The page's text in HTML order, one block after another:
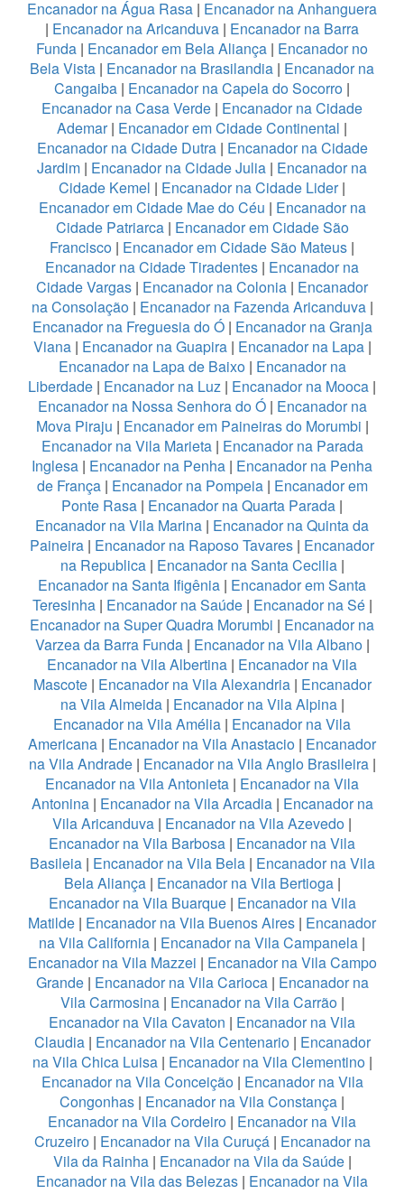
Encanador na Água Rasa | Encanador na Anhanguera
| Encanador na Aricanduva | Encanador na Barra
Funda | Encanador em Bela Aliança | Encanador no
Bela Vista | Encanador na Brasilandia | Encanador na
Cangaiba | Encanador na Capela do Socorro |
Encanador na Casa Verde | Encanador na Cidade
Ademar| Encanador em Cidade Continental |
Encanador na Cidade Dutra | Encanador na Cidade
Jardim | Encanador na Cidade Julia | Encanador na
Cidade Kemel | Encanador na Cidade Lider|
Encanador em Cidade Mae do Céu | Encanador na
Cidade Patriarca| Encanador em Cidade São
Francisco | Encanador em Cidade São Mateus |
Encanador na Cidade Tiradentes | Encanador na
Cidade Vargas | Encanador na Colonia | Encanador
na Consolação | Encanador na Fazenda Aricanduva|
Encanador na Freguesia do Ó| Encanador na Granja
Viana| Encanador na Guapira| Encanador na Lapa|
Encanador na Lapa de Baixo | Encanador na
Liberdade | Encanador na Luz | Encanador na Mooca |
Encanador na Nossa Senhora do Ó| Encanador na
Mova Piraju | Encanador em Paineiras do Morumbi |
Encanador na Vila Marieta| Encanador na Parada
Inglesa | Encanador na Penha | Encanador na Penha
de França | Encanador na Pompeia| Encanador em
Ponte Rasa | Encanador na Quarta Parada |
Encanador na Vila Marina | Encanador na Quinta da
Paineira | Encanador na Raposo Tavares | Encanador
na Republica| Encanador na Santa Cecilia|
Encanador na Santa Ifigênia | Encanador em Santa
Teresinha| Encanador na Saúde| Encanador na Sé|
Encanador na Super Quadra Morumbi | Encanador na
Varzea da Barra Funda| Encanador na Vila Albano|
Encanador na Vila Albertina | Encanador na Vila
Mascote| Encanador na Vila Alexandria| Encanador
na Vila Almeida | Encanador na Vila Alpina |
Encanador na Vila Amélia | Encanador na Vila
Americana | Encanador na Vila Anastacio | Encanador
na Vila Andrade| Encanador na Vila Anglo Brasileira|
Encanador na Vila Antonieta | Encanador na Vila
Antonina| Encanador na Vila Arcadia | Encanador na
Vila Aricanduva | Encanador na Vila Azevedo |
Encanador na Vila Barbosa | Encanador na Vila
Basileia| Encanador na Vila Bela| Encanador na Vila
Bela Aliança| Encanador na Vila Bertioga|
Encanador na Vila Buarque| Encanador na Vila
Matilde | Encanador na Vila Buenos Aires | Encanador
na Vila California | Encanador na Vila Campanela |
Encanador na Vila Mazzei | Encanador na Vila Campo
Grande| Encanador na Vila Carioca| Encanador na
Vila Carmosina| Encanador na Vila Carrão|
Encanador na Vila Cavaton | Encanador na Vila
Claudia| Encanador na Vila Centenario| Encanador
na Vila Chica Luisa | Encanador na Vila Clementino|
Encanador na Vila Conceição| Encanador na Vila
Congonhas | Encanador na Vila Constança |
Encanador na Vila Cordeiro | Encanador na Vila
Cruzeiro | Encanador na Vila Curuçá | Encanador na
Vila da Rainha | Encanador na Vila da Saúde|
Encanador na Vila das Belezas | Encanador na Vila